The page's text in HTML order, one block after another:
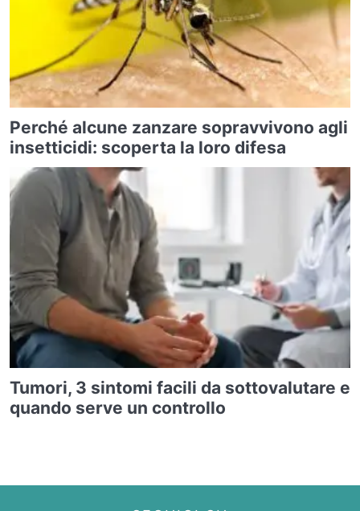
Perché alcune zanzare sopravvivono agli
insetticidi: scoperta la loro difesa
Tumori, 3 sintomi facili da sottovalutare e
quando serve un controllo